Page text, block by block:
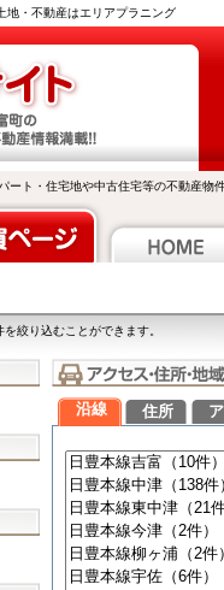
地・不動産はエリアプラニング
ト・住宅地や中古住宅等の不動産物
絞り込むことができます。
沿線 住所